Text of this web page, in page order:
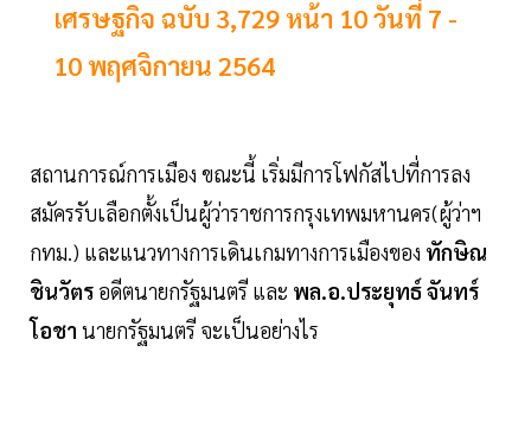
เศรษฐกิจ ฉบับ 3,729 หน้า 10 วันที่ 7 -
10 พฤศจิกายน 2564
สถานการณ์การเมือง ขณะนี้ เริ่มมีการโฟกัสไปที่การลง
สมัครรับเลือกตั้งเป็นผู้ว่าราชการกรุงเทพมหานคร(ผู้ว่าฯ
กทม.) และแนวทางการเดินเกมทางการเมืองของ ทักษิณ
ชินวัตร อดีตนายกรัฐมนตรี และ พล.อ.ประยุทธ์ จันทร์
โอชา นายกรัฐมนตรี จะเป็นอย่างไร